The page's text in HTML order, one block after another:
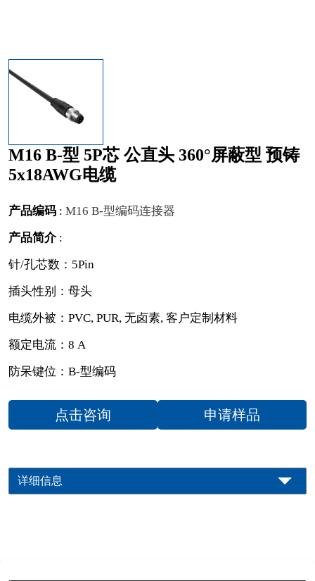
M16 B-型 5P芯 公直头 360°屏蔽型 预铸
5x18AWG电缆
产品编码 : M16 B-型编码连接器
产品简介:
针/孔芯数：5Pin
插头性别：母头
电缆外被：PVC, PUR, 无卤素, 客户定制材料
额定电流：8 A
防呆键位：B-型编码
点击咨询 申请样品
详细信息